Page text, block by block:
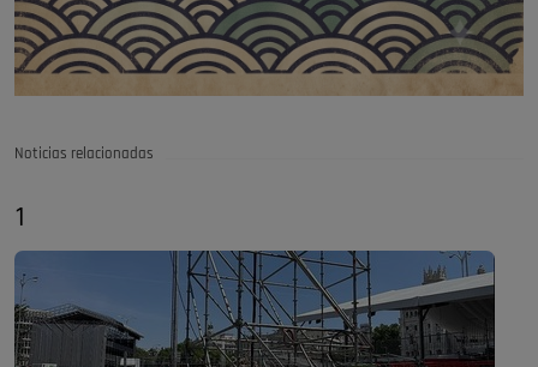
Noticias relacionadas
1